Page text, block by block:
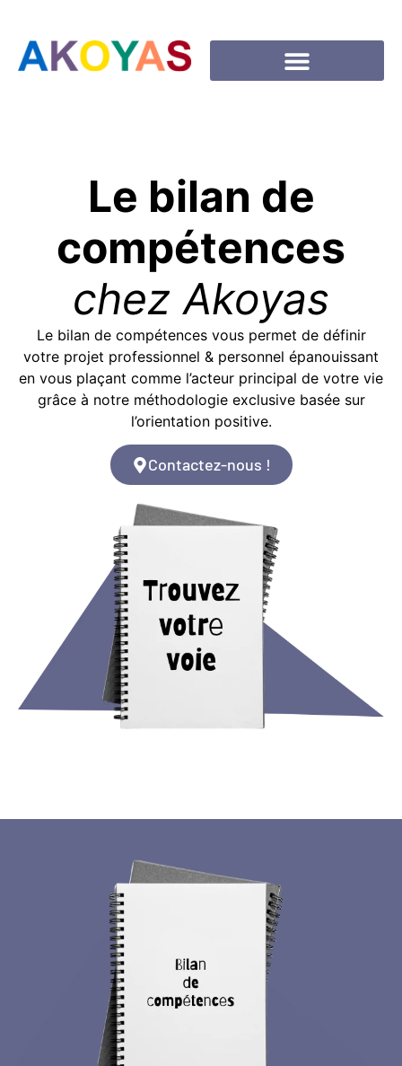
Le bilan de
compétences
chez Akoyas
Le bilan de compétences vous permet de définir
votre projet professionnel & personnel épanouissant
en vous plaçant comme l’acteur principal de votre vie
grâce à notre méthodologie exclusive basée sur
l’orientation positive.
Contactez-nous !